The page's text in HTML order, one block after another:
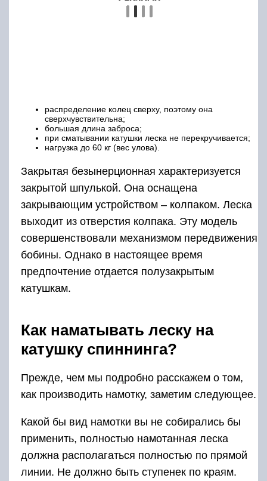
Прежде, чем мы подробно расскажем о том,
как производить намотку, заметим следующее.
Если они всё-таки будут, то это создаст
дополнительное трение при забросе, что
может снизить его точность.
Безынерционная катушка
Это является одним из наиболее широко
распространённых вариантов. Для того, чтобы
чтобы определить, насколько нужно в данном
конкретном случае использовать бэкинг. Это можно
сделать непосредственно, накрутив нужное
количество лески на запасную шпулю, а можно
определить косвенно, зная размер этой
безынерционной спиннинговой катушки.
этого можно использовать различные узлы.
если вы хотите сделать этот узел надёжным, можно
использовать узел «морковка» (он назван так из-за
своего внешнего вида). Он характеризуется своей
высокой надёжностью и достаточно компактен,
кольца спиннинга.
Теперь необходимо присоединить леску к оси
катушки. Для этого принято делать затяжную петлю.
сильно скользить по оси катушки. Чтобы этого не
произошло, можно ось замотать изолентой или
лейкопластырем и уже на них завязывать петлю.
Дальше нужно произвести намотку, вращая
соответствующий рычажок спиннинга. Здесь есть
важный момент. Для того, чтобы было достигнуто
более высокое качество намотки, её нужно